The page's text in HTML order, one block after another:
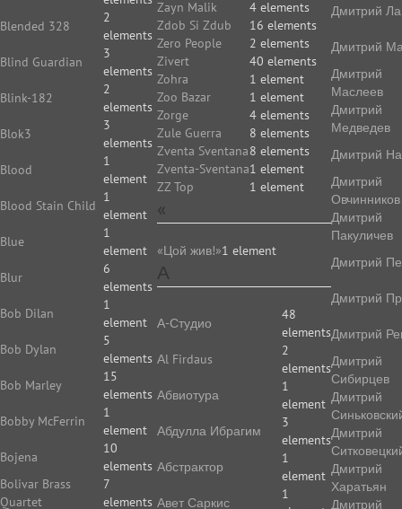
Blended 328
2
elements
Blind Guardian
3
elements
Blink-182
2
elements
Blok3
3
elements
Blood
1
element
Blood Stain Child
1
element
Blue
1
element
Blur
6
elements
Bob Dilan
1
element
Bob Dylan
5
elements
Bob Marley
15
elements
Bobby McFerrin
1
element
Bojena
10
elements
Bolivar Brass
Quartet
7
elements
Zayn Malik
4 elements
Zdob Si Zdub
16 elements
Zero People
2 elements
Zivert
40 elements
Zohra
1 element
Zoo Bazar
1 element
Zorge
4 elements
Zule Guerra
8 elements
Zventa Sventana8 elements
Zventa-Sventana1 element
ZZ Top
1 element
«
«Цой жив!»1 element
А
А-Студио
48
elements
Аl Firdaus
2
elements
Абвиотура
1
element
Абдулла Ибрагим
3
elements
Абстрактор
1
element
Авет Саркис
1
Дмитрий
Дмитрий
Дмитрий
Маслеев
Дмитрий
Медведев
Дмитрий
Дмитрий
Овчинников
Дмитрий
Пакуличев
Дмитрий
Дмитрий
Дмитрий
Дмитрий
Сибирцев
Дмитрий
Дмитрий
Дмитрий
Харатьян
Дмитрий